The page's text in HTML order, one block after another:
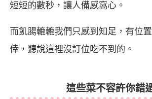
短短的數秒，讓人備感窩心。
而飢腸轆轆我們只感到知足，有位
倖，聽說這裡沒訂位吃不到的。
這些菜不容許你錯